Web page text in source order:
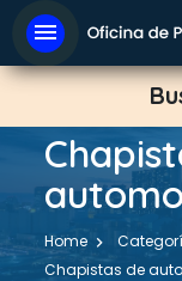
menu
Home
Chapistas de